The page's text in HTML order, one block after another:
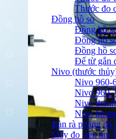
Thước đo
Đồng hồ so
Đồng hồ
Đồng hồ
Đồng hồ
Đế từ gắn
Nivo (thước
Nivo 960-
Nivo 960-
Nivo
Nivo
Bàn rà phẳng đá
Máy đo siêu âm